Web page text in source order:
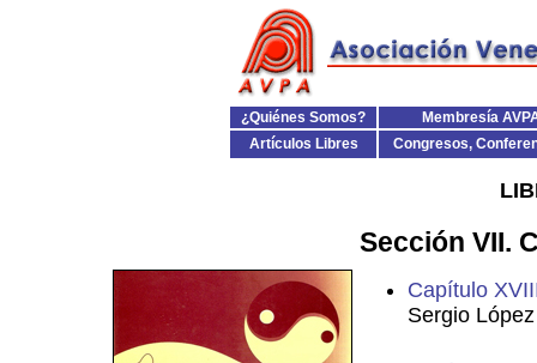
¿Quiénes Somos?
Membresía
Artículos Libres
Congresos,
Sección VII.
Capítulo
Sergio